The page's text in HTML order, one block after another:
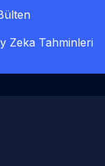
Zeka Tahminleri